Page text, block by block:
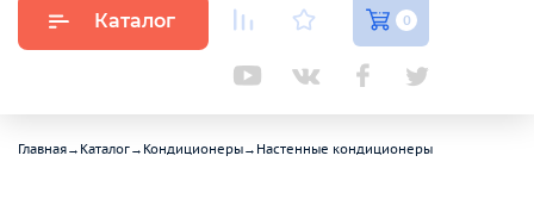
Каталог 0
Главная→ Каталог→ Кондиционеры→ Настенные кондиционеры